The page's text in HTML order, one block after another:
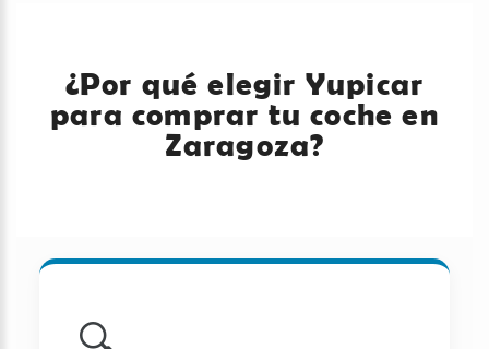
¿Por qué elegir Yupicar
para comprar tu coche en
Zaragoza?